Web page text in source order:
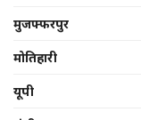
मुजफ्फरपुर
मोतिहारी
यूपी